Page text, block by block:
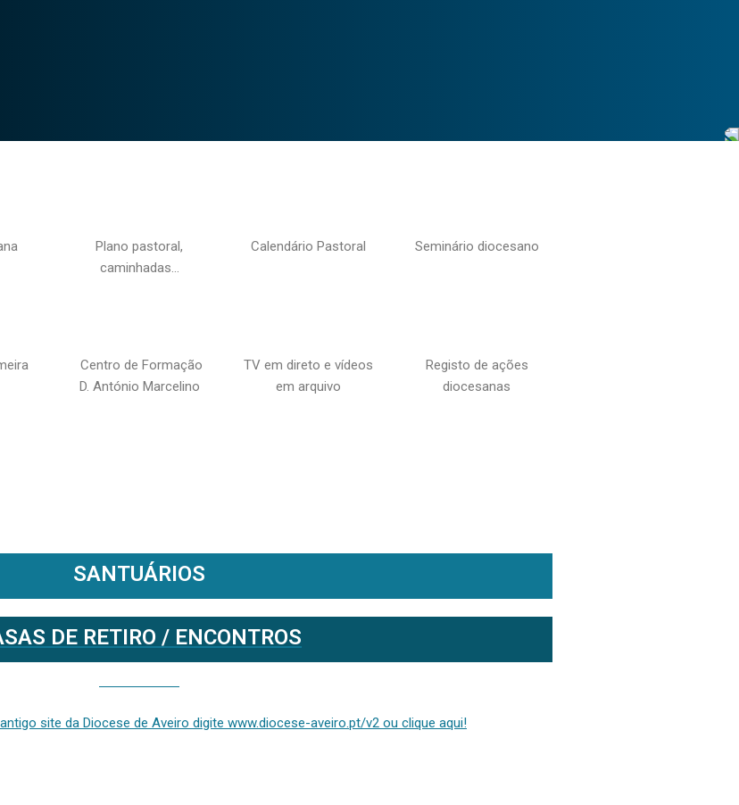
Plano pastoral,
caminhadas…
Calendário Pastoral Seminário diocesano
Centro de Formação
D. António Marcelino
TV em direto e vídeos
em arquivo
Registo de ações
diocesanas
SANTUÁRIOS
DE RETIRO / ENCONTROS
site da Diocese de Aveiro digite www.diocese-aveiro.pt/v2 ou clique aqui!